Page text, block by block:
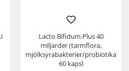
Lacto Bífidum Plus 40
miljarder (tarmflora,
mjölksyrabakterier/probiotika)
60 kapsl